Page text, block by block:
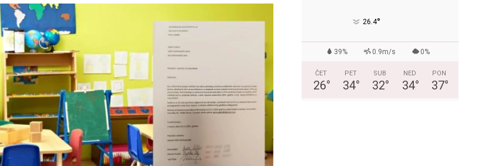
26.4°
39% 0.9m/s 0%
ČET
26°
PET
34°
SUB
32°
NED
34°
PON
37°